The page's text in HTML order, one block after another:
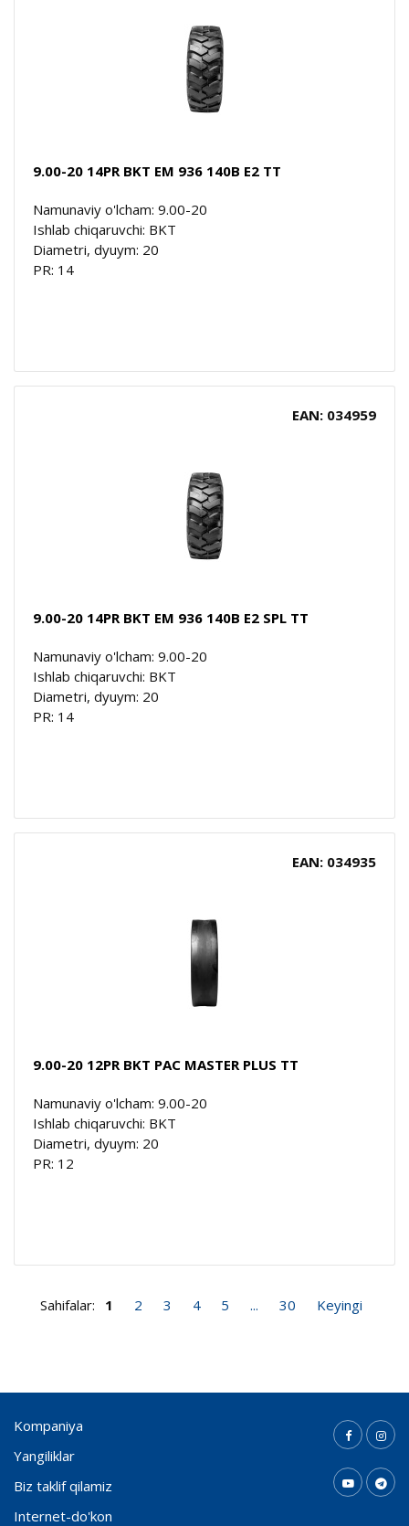
9.00-20 14PR BKT EM 936 140B E2 TT
Namunaviy o'lcham: 9.00-20
Ishlab chiqaruvchi: BKT
Diametri, dyuym: 20
PR: 14
EAN: 034959
9.00-20 14PR BKT EM 936 140B E2 SPL TT
Namunaviy o'lcham: 9.00-20
Ishlab chiqaruvchi: BKT
Diametri, dyuym: 20
PR: 14
EAN: 034935
9.00-20 12PR BKT PAC MASTER PLUS TT
Namunaviy o'lcham: 9.00-20
Ishlab chiqaruvchi: BKT
Diametri, dyuym: 20
PR: 12
Sahifalar: 1 2 3 4 5 ... 30 Keyingi
Kompaniya
Yangiliklar
Biz taklif qilamiz
Internet-do'kon